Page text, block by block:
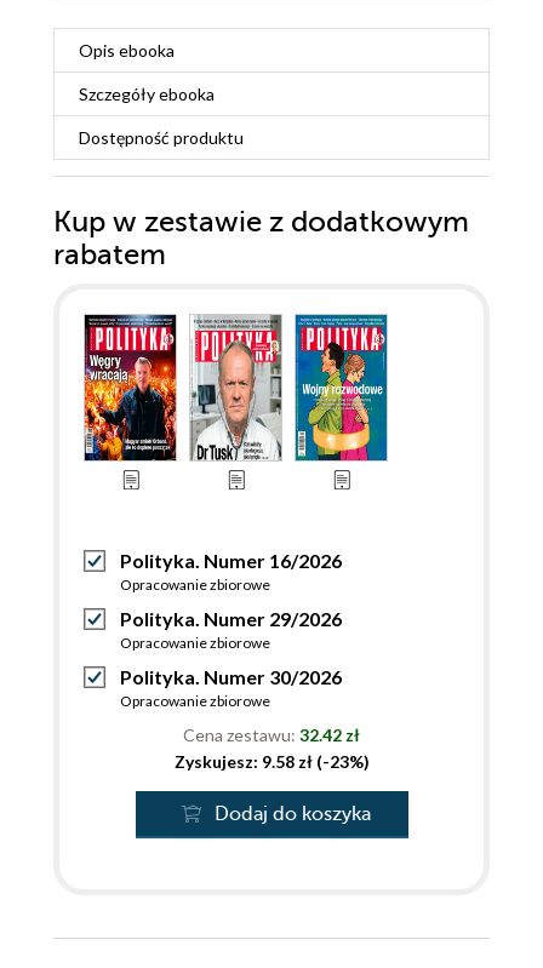
Opis ebooka
Szczegółyebooka
Dostępność produktu
Kup w zestawie z dodatkowym
rabatem
Polityka. Numer 16/2026
Opracowanie zbiorowe
Polityka. Numer 29/2026
Opracowanie zbiorowe
Polityka. Numer 30/2026
Opracowanie zbiorowe
Cena zestawu: 32.42 zł
Zyskujesz: 9.58 zł (-23%)
Dodaj do koszyka